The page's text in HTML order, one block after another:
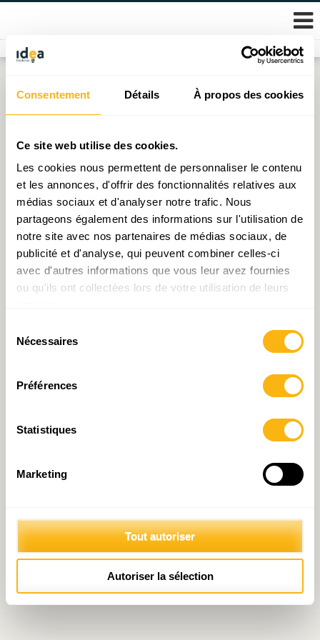
Consentement Détails À propos des cookies
Ce site web utilise des cookies.
Les cookies nous permettent de personnaliser le contenu
et les annonces, d'offrir des fonctionnalités relatives aux
médias sociaux et d'analyser notre trafic. Nous
partageons également des informations sur l'utilisation de
notre site avec nos partenaires de médias sociaux, de
publicité et d'analyse, qui peuvent combiner celles-ci
avec d'autres informations que vous leur avez fournies
ou qu'ils ont collectées lors de votre utilisation de leurs
Nécessaires
Préférences
Statistiques
Marketing
Tout autoriser
Autoriser la sélection
Skip
content
Étiquette : Accords de Paris
COP 30 : concilier climat et croissance, le dilemme
européen
Publié le06.11.2025par Frédéric Meys
© 2026 Fondation IDEA
Politique de protection des données personnelles